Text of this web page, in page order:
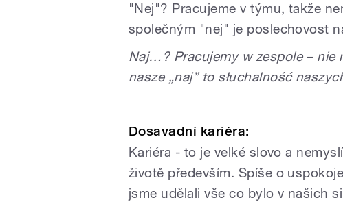
"Nej"? Pracujeme v týmu, takže
společným "nej" je poslechovost
Naj…? Pracujemy w zespole –
nasze „naj” to słuchalność
Dosavadní kariéra:
Kariéra - to je velké slovo a
životě především. Spíše o
jsme udělali vše co bylo v našich